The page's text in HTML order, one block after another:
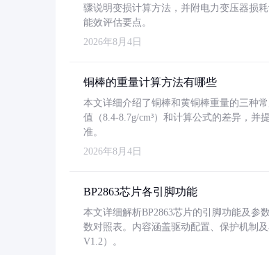
骤说明变损计算方法，并附电力变压器损
能效评估要点。
2026年8月4日
铜棒的重量计算方法有哪些
本文详细介绍了铜棒和黄铜棒重量的三种
值（8.4-8.7g/cm³）和计算公式的差异，并
准。
2026年8月4日
BP2863芯片各引脚功能
本文详细解析BP2863芯片的引脚功能及参
数对照表。内容涵盖驱动配置、保护机制
V1.2）。